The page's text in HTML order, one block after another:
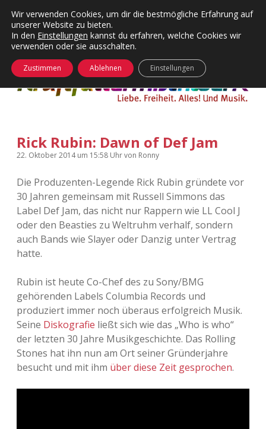
Kategorien
Menü
24 Hours Chilling
Die Wende
KFMW-Disco
Kopfkinomusik
Nur mal so
Visuelles
Wandnotizen
KFMW-Disco
Dates
Contact
Menü
öffnen
Adventskalender 2010
Adventskalender 2011
Adventskalender 2013
Adventskalender 2014
Adventskalender 2015
Adventskalender 2016
facebook
instagram
rsssoundcloud
vimeoBluesky
öffnen
Rick Rubin: Dawn of Def Jam
22. Oktober 2014um 15:58 Uhrvon Ronny
Die Produzenten-Legende Rick Rubin gründete vor
30 Jahren gemeinsam mit Russell Simmons das
Label Def Jam, das nicht nur Rappern wie LL Cool J
oder den Beasties zu Weltruhm verhalf, sondern
auch Bands wie Slayer oder Danzig unter Vertrag
hatte.
Rubin ist heute Co-Chef des zu Sony/BMG
gehörenden Labels Columbia Records und
produziert immer noch überaus erfolgreich Musik.
Seine Diskografie ließt sich wie das „Who is who“
der letzten 30 Jahre Musikgeschichte. Das Rolling
Stones hat ihn nun am Ort seiner Gründerjahre
besucht und mit ihm über diese Zeit gesprochen.
Wir verwenden Cookies, um dir die bestmögliche Erfahrung auf
unserer Website zu bieten.
In den Einstellungen kannst du erfahren, welche Cookies wir
verwenden oder sie ausschalten.
Zustimmen Ablehnen Einstellungen